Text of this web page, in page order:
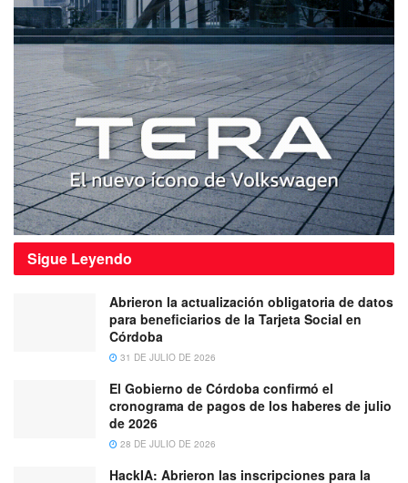
Sigue Leyendo
Abrieron la actualización obligatoria de datos
para beneficiarios de la Tarjeta Social en
Córdoba
31 DE JULIO DE 2026
El Gobierno de Córdoba confirmó el
cronograma de pagos de los haberes de julio
de 2026
28 DE JULIO DE 2026
HackIA: Abrieron las inscripciones para la